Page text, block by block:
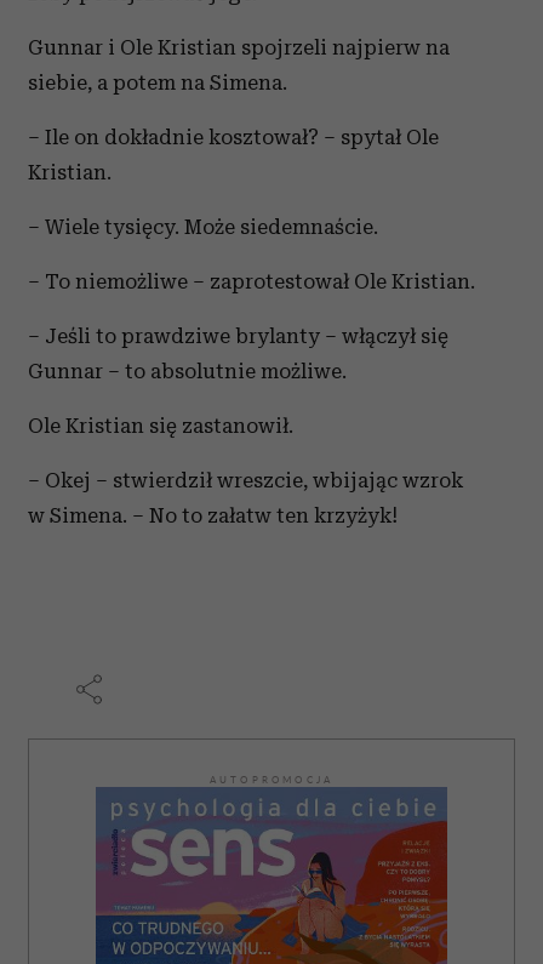
Gunnar i Ole Kristian spojrzeli najpierw na
siebie, a potem na Simena.
– Ile on dokładnie kosztował? – spytał Ole
Kristian.
– Wiele tysięcy. Może siedemnaście.
– To niemożliwe – zaprotestował Ole Kristian.
– Jeśli to prawdziwe brylanty – włączył się
Gunnar – to absolutnie możliwe.
Ole Kristian się zastanowił.
– Okej – stwierdził wreszcie, wbijając wzrok
w Simena. – No to załatw ten krzyżyk!
AUTOPROMOCJA